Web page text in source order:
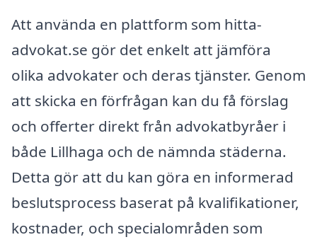
Att använda en plattform som hitta-
advokat.se gör det enkelt att jämföra
olika advokater och deras tjänster. Genom
att skicka en förfrågan kan du få förslag
och offerter direkt från advokatbyråer i
både Lillhaga och de nämnda städerna.
Detta gör att du kan göra en informerad
beslutsprocess baserat på kvalifikationer,
kostnader, och specialområden som